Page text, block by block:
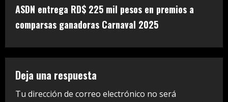
t
i
n
u
e
ASDN entrega RD$ 225 mil pesos en premios a
comparsas ganadoras Carnaval 2025
Deja una respuesta
Tu dirección de correo electrónico no será